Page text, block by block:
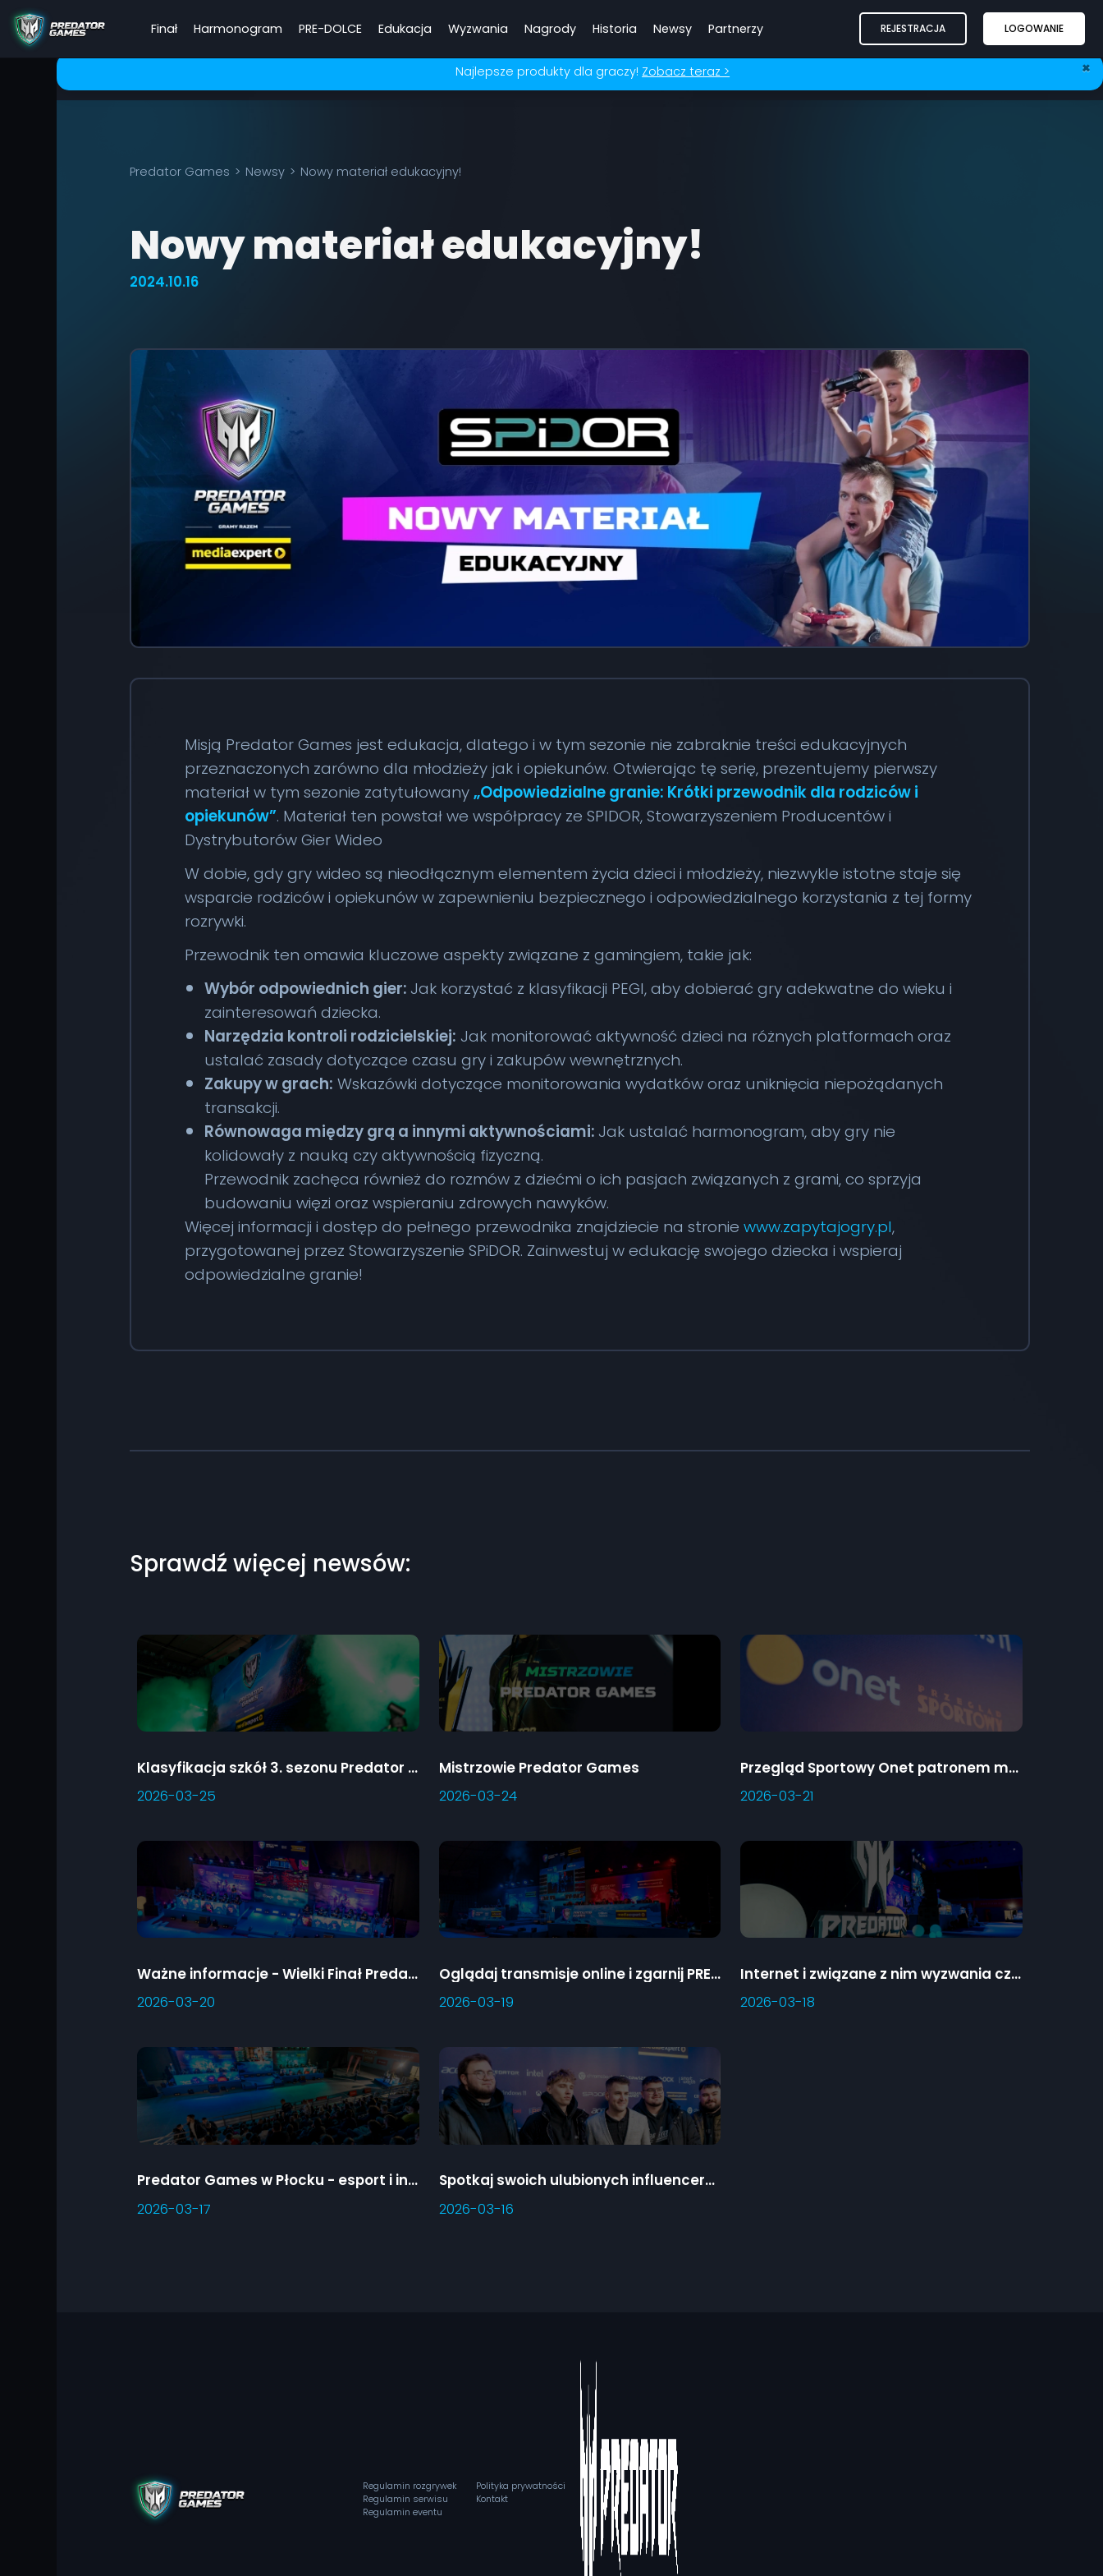
Finał Harmonogram PRE-DOLCE Edukacja Wyzwania Nagrody Historia Newsy Partnerzy REJESTRACJA LOGOWANIE
×
Najlepsze produkty dla graczy! Zobacz teraz >
Predator Games Newsy Nowy materiał edukacyjny!
Nowy materiał edukacyjny!
2024.10.16
Misją Predator Games jest edukacja, dlatego i w tym sezonie nie zabraknie treści edukacyjnych
przeznaczonych zarówno dla młodzieży jak i opiekunów. Otwierając tę serię, prezentujemy pierwszy
materiał w tym sezonie zatytułowany„Odpowiedzialne granie: Krótki przewodnik dla rodziców i
opiekunów”. Materiał ten powstał we współpracy ze SPIDOR, Stowarzyszeniem Producentów i
Dystrybutorów Gier Wideo
W dobie, gdy gry wideo są nieodłącznym elementem życia dzieci i młodzieży, niezwykle istotne staje się
wsparcie rodziców i opiekunów w zapewnieniu bezpiecznego i odpowiedzialnego korzystania z tej formy
rozrywki.
Przewodnik ten omawia kluczowe aspekty związane z gamingiem, takie jak:
Wybór odpowiednich gier: Jak korzystać z klasyfikacji PEGI, aby dobierać gry adekwatne do wieku i
zainteresowań dziecka.
Narzędzia kontroli rodzicielskiej: Jak monitorować aktywność dzieci na różnych platformach oraz
ustalać zasady dotyczące czasu gry i zakupów wewnętrznych.
Zakupy w grach: Wskazówki dotyczące monitorowania wydatków oraz uniknięcia niepożądanych
transakcji.
Równowaga między grą a innymi aktywnościami: Jak ustalać harmonogram, aby gry nie
kolidowały z nauką czy aktywnością fizyczną.
Przewodnik zachęca również do rozmów z dziećmi o ich pasjach związanych z grami, co sprzyja
budowaniu więzi oraz wspieraniu zdrowych nawyków.
Więcej informacji i dostęp do pełnego przewodnika znajdziecie na stroniewww.zapytajogry.pl,
przygotowanej przez Stowarzyszenie SPiDOR. Zainwestuj w edukację swojego dziecka i wspieraj
odpowiedzialne granie!
Sprawdź więcej newsów:
Klasyfikacja szkół 3. sezonu Predator Games
2026-03-25
Mistrzowie Predator Games
2026-03-24
Przegląd Sportowy Onet patronem medialnym Predator Games
2026-03-21
Ważne informacje - Wielki Finał Predator Games
2026-03-20
Oglądaj transmisje online i zgarnij PRE-DOLCe
2026-03-19
Internet i związane z nim wyzwania czekające na dzieci oraz ich opiekunów
2026-03-18
Predator Games w Płocku - esport i influencerzy na żywo
2026-03-17
Spotkaj swoich ulubionych influencerów na Wielkim Finale Predator Games!
2026-03-16
Regulamin rozgrywek
Regulamin serwisu
Regulamin eventu
Polityka prywatności
Kontakt